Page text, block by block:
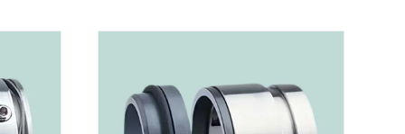
ist ein
Ningbo Best Seals Co., Ltd. ist ein
Gleitringdichtungen anbietet.